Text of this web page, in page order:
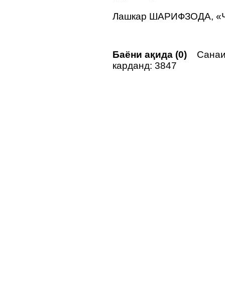
Лашкар ШАРИФЗОДА,
Баёни ақида (0)
карданд: 3847